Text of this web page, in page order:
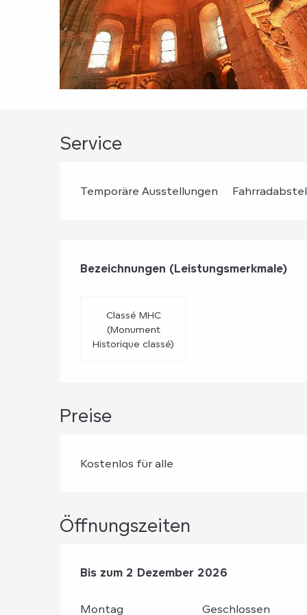
Service
Temporäre Ausstellungen
Bezeichnungen (Leistungsmerkmale)
Bezeichnungen (Leistungsmerkmale)
Classé MHC
(Monument
Historique classé)
Preise
Kostenlos für alle
Öffnungszeiten
vom2 Januar 2026 bis zum
Bis zum 2 Dezember 2026
Montag Geschlossen